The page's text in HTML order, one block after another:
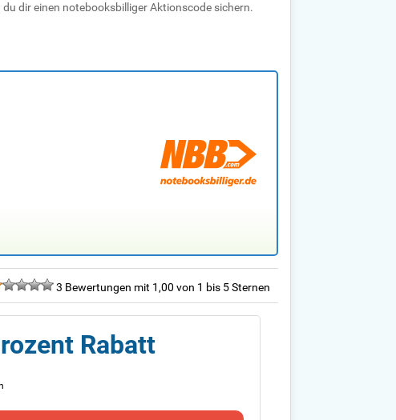
dir einen notebooksbilliger Aktionscode sichern.
3 Bewertungen mit 1,00 von 1 bis 5 Sternen
Rabatt